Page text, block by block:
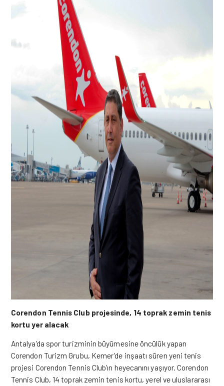
Corendon Tennis Club projesinde, 14 toprak zemin tenis
kortu yer alacak
Antalya’da spor turizminin büyümesine öncülük yapan
Corendon Turizm Grubu, Kemer’de inşaatı süren yeni tenis
projesi Corendon Tennis Club’ın heyecanını yaşıyor. Corendon
Tennis Club, 14 toprak zemin tenis kortu, yerel ve uluslararası